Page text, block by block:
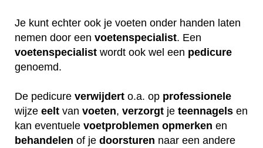
Je kunt echter ook je voeten onder handen laten
nemen door een voetenspecialist. Een
voetenspecialist wordt ook wel een pedicure
genoemd.
De pedicure verwijdert o.a. op professionele
wijze eelt van voeten, verzorgt je teennagels en
kan eventuele voetproblemen opmerken en
behandelen of je doorsturen naar een andere